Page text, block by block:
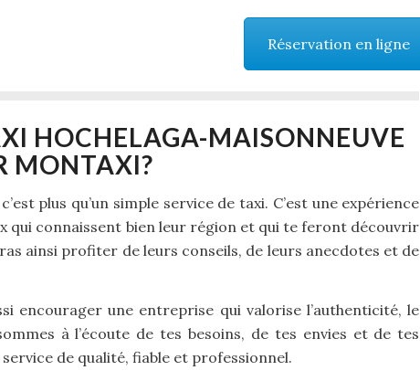
Réservation en ligne
HOCHELAGA-MAISONNEUVE
MONTAXI?
plus qu’un simple service de taxi. C’est une expérience
qui connaissent bien leur région et qui te feront découvrir
ainsi profiter de leurs conseils, de leurs anecdotes et de
encourager une entreprise qui valorise l’authenticité, le
à l’écoute de tes besoins, de tes envies et de tes
de qualité, fiable et professionnel.